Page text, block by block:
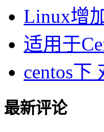
Linux增
适用于
centos下
最新评论